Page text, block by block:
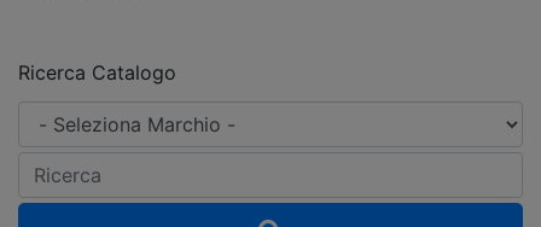
Ricerca Catalogo